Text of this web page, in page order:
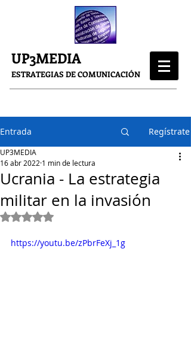
UP3MEDIA
ESTRATEGIAS DE COMUNICACIÓN
Entrada Regístrate
Ucrania - La estrategia
militar en la invasión
UP3MEDIA
16 abr 2022 1 min de lectura
Obtuvo NaN de 5 estrellas.
https://youtu.be/zPbrFeXj_1g